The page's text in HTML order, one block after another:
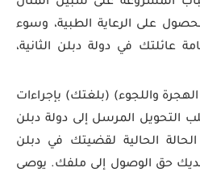
على الرعاية الطبية، وسوء
عائلتك في دولة دبلن الثانية،
واللجوء) (بلغتك) بإجراءات
التحويل المرسل إلى دولة دبلن
الحالية لقضيتك في دبلن
حق الوصول إلى ملفك. يوصى